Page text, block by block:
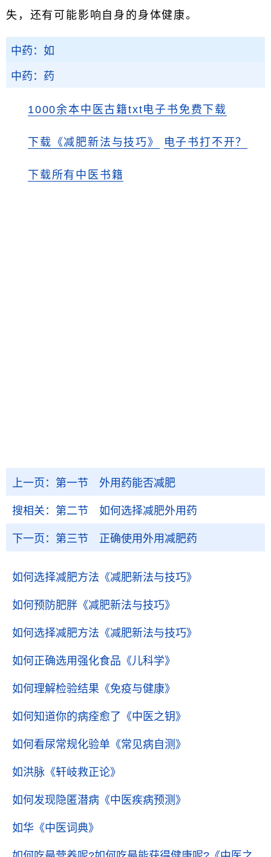
失，还有可能影响自身的身体健康。
中药：如
中药：药
1000余本中医古籍txt电子书免费下载
下载《减肥新法与技巧》 电子书打不开？
下载所有中医书籍
上一页： 第一节 外用药能否减肥
搜相关： 第二节 如何选择减肥外用药
下一页： 第三节 正确使用外用减肥药
如何选择减肥方法 《减肥新法与技巧》
如何预防肥胖 《减肥新法与技巧》
如何选择减肥方法 《减肥新法与技巧》
如何正确选用强化食品 《儿科学》
如何理解检验结果 《免疫与健康》
如何知道你的病痊愈了 《中医之钥》
如何看尿常规化验单 《常见病自测》
如洪脉 《轩岐救正论》
如何发现隐匿潜病 《中医疾病预测》
如华 《中医词典》